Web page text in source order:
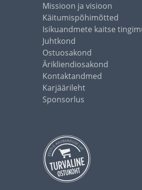
Missioon ja visioon
Käitumispõhimõtted
Isikuandmete kaitse
Juhtkond
Ostuosakond
Ärikliendiosakond
Kontaktandmed
Karjäärileht
Sponsorlus